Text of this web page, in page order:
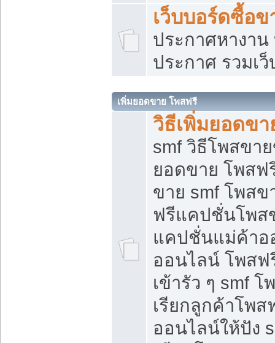
เว็บบอร์ดซื้อข
ประกาศหางาน
ประกาศ รวมเ
เพิ่มยอดขาย โพสฟรี
วิธีเพิ่มยอดข
smf วิธีโพสขา
ยอดขาย โพสฟ
ขาย smf โพส
ฟรีแคปชั่นโพส
แคปชั่นแม่ค้า
ออนไลน์ โพสฟ
เข้ารัว ๆ smf
เรียกลูกค้าโพส
ออนไลน์ให้ปัง